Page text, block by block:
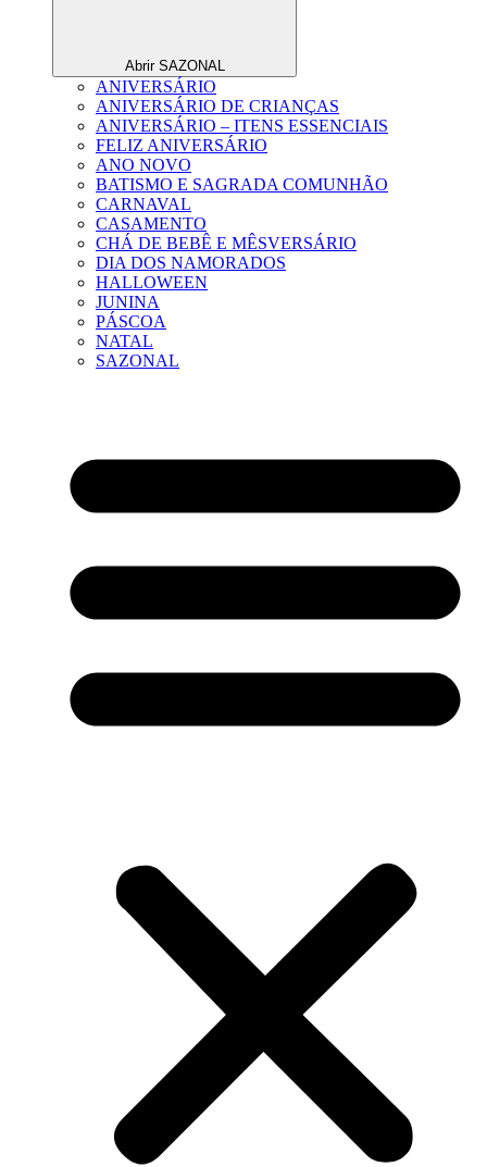
Abrir SAZONAL
ANIVERSÁRIO
ANIVERSÁRIO DE CRIANÇAS
ANIVERSÁRIO – ITENS ESSENCIAIS
FELIZ ANIVERSÁRIO
ANO NOVO
BATISMO E SAGRADA COMUNHÃO
CARNAVAL
CASAMENTO
CHÁ DE BEBÊ E MÊSVERSÁRIO
DIA DOS NAMORADOS
HALLOWEEN
JUNINA
PÁSCOA
NATAL
SAZONAL